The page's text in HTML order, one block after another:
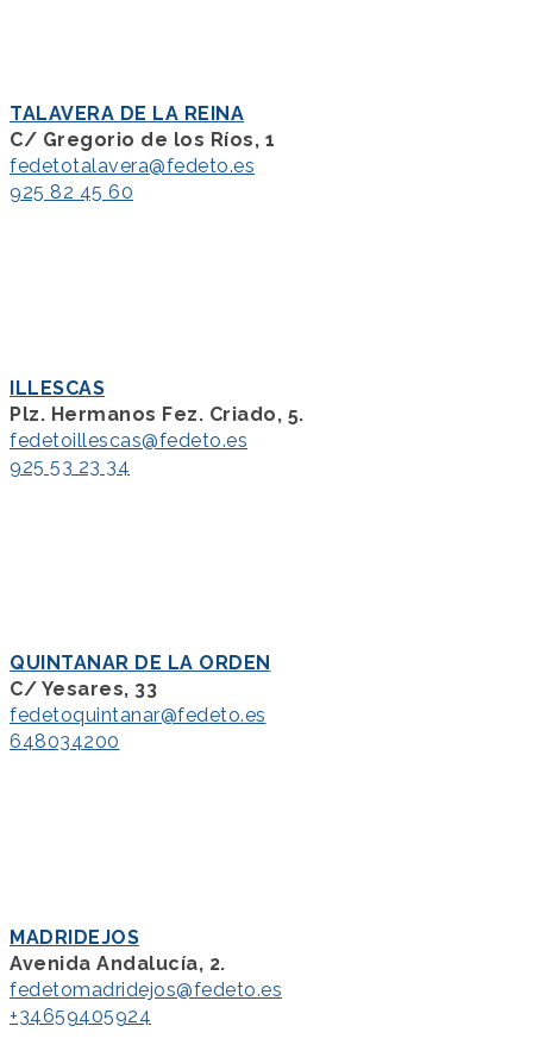
TALAVERA DE LA REINA
C/ Gregorio de los Ríos, 1
fedetotalavera@fedeto.es
925 82 45 60
ILLESCAS
Plz. Hermanos Fez. Criado, 5.
fedetoillescas@fedeto.es
925 53 23 34
QUINTANAR DE LA ORDEN
C/ Yesares, 33
fedetoquintanar@fedeto.es
648034200
MADRIDEJOS
Avenida Andalucía, 2.
fedetomadridejos@fedeto.es
+34659405924